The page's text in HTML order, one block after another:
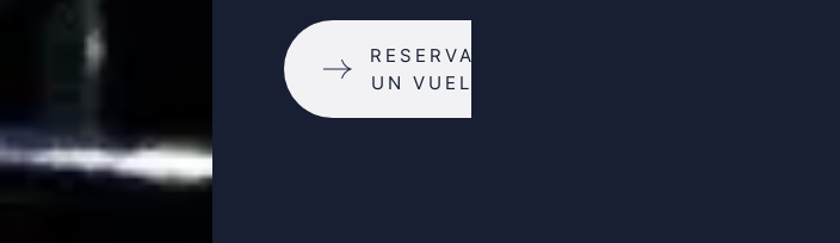
RESERVAR
UN VUELO